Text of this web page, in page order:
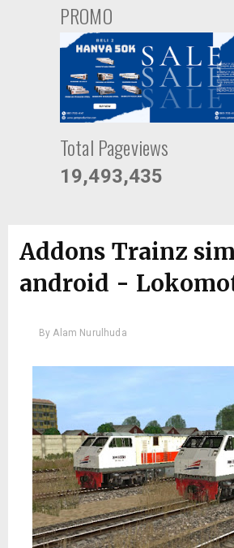
PROMO
Total Pageviews
19,493,435
Addons Trainz
android -
By Alam Nurulhuda